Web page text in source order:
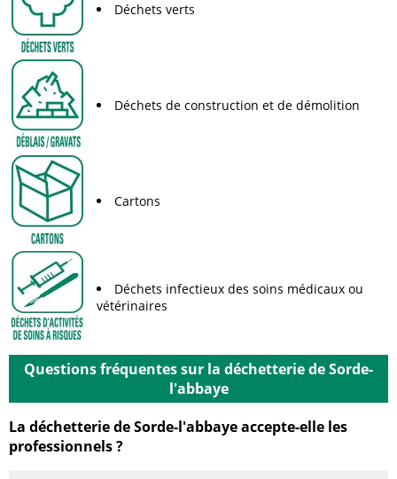
Déchets verts
Déchets de construction et de démolition
Cartons
Déchets infectieux des soins médicaux ou
vétérinaires
Questions fréquentes sur la déchetterie de Sorde-
l'abbaye
La déchetterie de Sorde-l'abbaye accepte-elle les
professionnels ?